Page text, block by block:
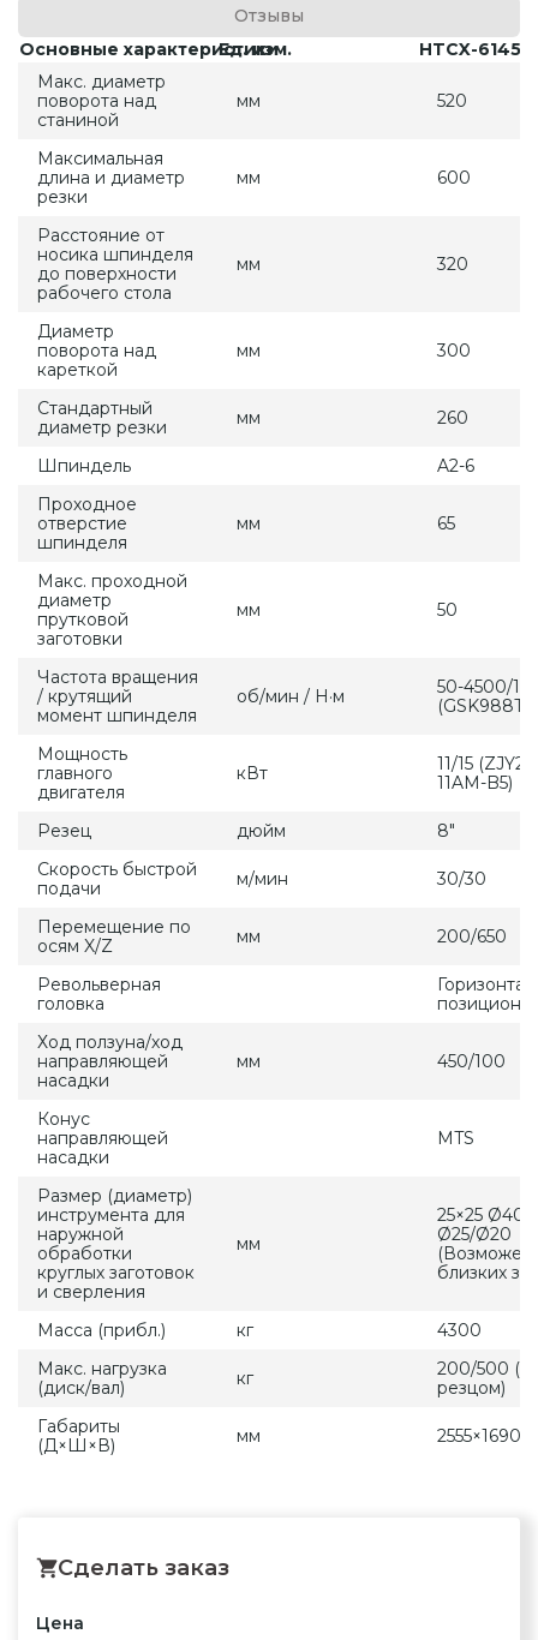
Отзывы
Основные характеристики
Ед. изм.
HTCX-6145
Макс. диаметр
поворота над
станиной
мм 520
Максимальная
длина и диаметр
резки
мм 600
Расстояние от
носика шпинделя
до поверхности
рабочего стола
мм 320
Диаметр
поворота над
кареткой
мм 300
Стандартный
диаметр резки
мм 260
Шпиндель
A2-6
Проходное
отверстие
шпинделя
мм 65
Макс. проходной
диаметр
прутковой
заготовки
мм 50
Частота вращения
/ крутящий
момент шпинделя
об/мин / Н·м
50-4500/
Мощность
главного
двигателя
кВт
11/15
11AM-B5)
Резец дюйм
8″
Скорость быстрой
подачи
м/мин 30/30
Перемещение по
осям X/Z
мм 200/650
Револьверная
головка
Ход ползуна/ход
направляющей
насадки
мм 450/100
Конус
направляющей
насадки
MTS
Размер (диаметр)
инструмента для
наружной
обработки
круглых заготовок
и сверления
мм
25×25 Ø40/
Ø25/Ø20
(Возможен
близких
Масса (прибл.) кг
4300
Макс. нагрузка
(диск/вал)
кг
200/500 (с
резцом)
Габариты
(Д×Ш×В)
мм
Сделать заказ
Цена